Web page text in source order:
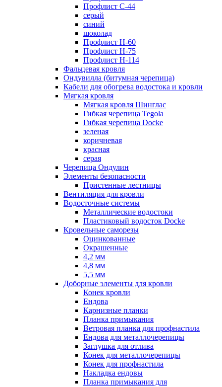
Профлист С-44
серый
синий
шоколад
Профлист Н-60
Профлист Н-75
Профлист H-114
Фальцевая кровля
Ондувилла (битумная черепица)
Кабели для обогрева водостока и кровли
Мягкая кровля
Мягкая кровля Шинглас
Гибкая черепица Tegola
Гибкая черепица Docke
зеленая
коричневая
красная
серая
Черепица Ондулин
Элементы безопасности
Пристенные лестницы
Вентиляция для кровли
Водосточные системы
Металлические водостоки
Пластиковый водосток Docke
Кровельные саморезы
Оцинкованные
Окрашенные
4,2 мм
4,8 мм
5,5 мм
Доборные элементы для кровли
Конек кровли
Ендова
Карнизные планки
Планка примыкания
Ветровая планка для профнастила
Ендова для металлочерепицы
Заглушка для отлива
Конек для металлочерепицы
Конек для профнастила
Накладка ендовы
Планка примыкания для